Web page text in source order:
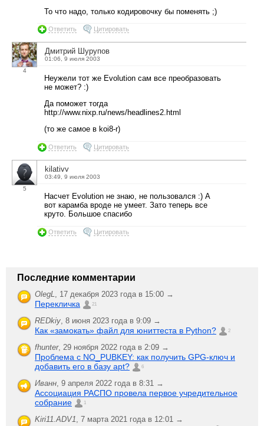
То что надо, только кодировочку бы поменять ;)
Ответить Цитировать
4
Дмитрий Шурупов
01:06, 9 июля 2003
Неужели тот же Evolution сам все преобразовать
не может? :)
Да поможет тогда
http://www.nixp.ru/news/headlines2.html
(то же самое в koi8-r)
Ответить Цитировать
5
kilativv
03:49, 9 июля 2003
Насчет Evolution не знаю, не пользовался :) А
вот карамба вроде не умеет. Зато теперь все
круто. Большое спасибо
Ответить Цитировать
Последние комментарии
OlegL 17 декабря 2023 года в 15:00 →
Перекличка 21
REDkiy 8 июня 2023 года в 9:09 →
Как «замокать» файл для юниттеста в Python? 2
fhunter, 29 ноября 2022 года в 2:09 →
Проблема с NO_PUBKEY: как получить GPG-ключ и
добавить его в базу apt?
6
Иванн 9 апреля 2022 года в 8:31 →
Ассоциация РАСПО провела первое учредительное
собрание
1
Kiri11.ADV1 7 марта 2021 года в 12:01 →